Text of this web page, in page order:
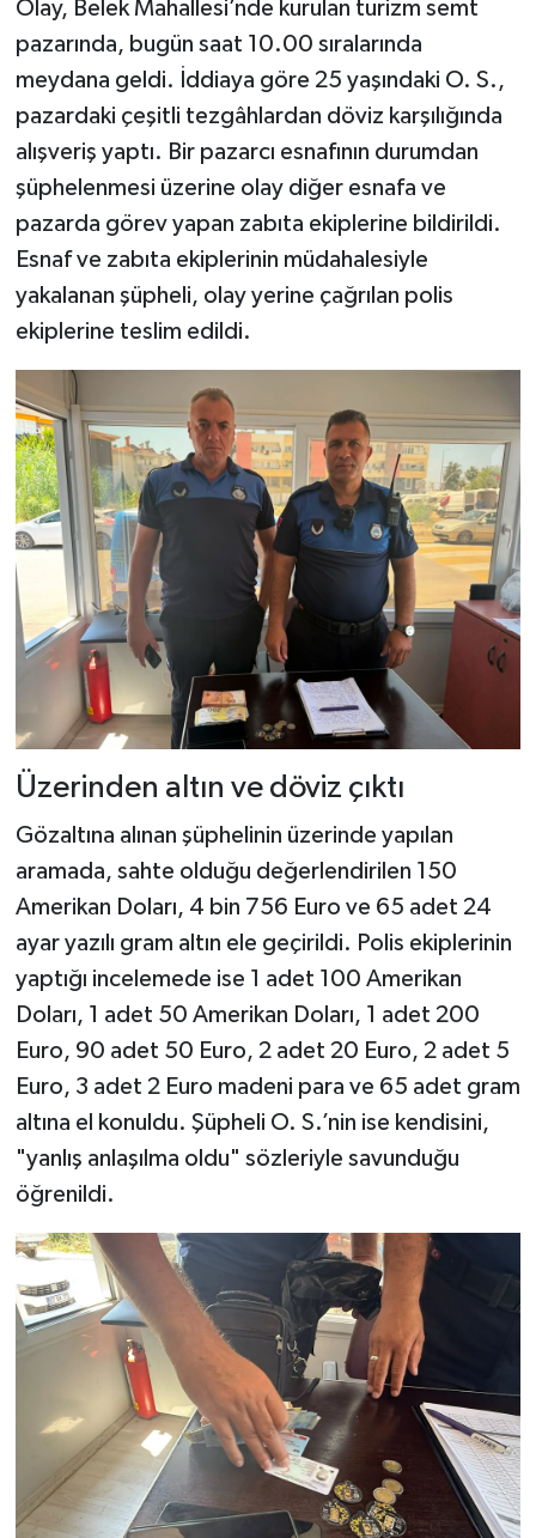
Olay, Belek Mahallesi’nde kurulan turizm semt
pazarında, bugün saat 10.00 sıralarında
meydana geldi. İddiaya göre 25 yaşındaki O. S.,
pazardaki çeşitli tezgâhlardan döviz karşılığında
alışveriş yaptı. Bir pazarcı esnafının durumdan
şüphelenmesi üzerine olay diğer esnafa ve
pazarda görev yapan zabıta ekiplerine bildirildi.
Esnaf ve zabıta ekiplerinin müdahalesiyle
yakalanan şüpheli, olay yerine çağrılan polis
ekiplerine teslim edildi.
Üzerinden altın ve döviz çıktı
Gözaltına alınan şüphelinin üzerinde yapılan
aramada, sahte olduğu değerlendirilen 150
Amerikan Doları, 4 bin 756 Euro ve 65 adet 24
ayar yazılı gram altın ele geçirildi. Polis ekiplerinin
yaptığı incelemede ise 1 adet 100 Amerikan
Doları, 1 adet 50 Amerikan Doları, 1 adet 200
Euro, 90 adet 50 Euro, 2 adet 20 Euro, 2 adet 5
Euro, 3 adet 2 Euro madeni para ve 65 adet gram
altına el konuldu. Şüpheli O. S.’nin ise kendisini,
"yanlış anlaşılma oldu" sözleriyle savunduğu
öğrenildi.